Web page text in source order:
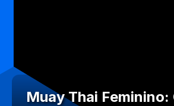
Muay Thai Feminino: